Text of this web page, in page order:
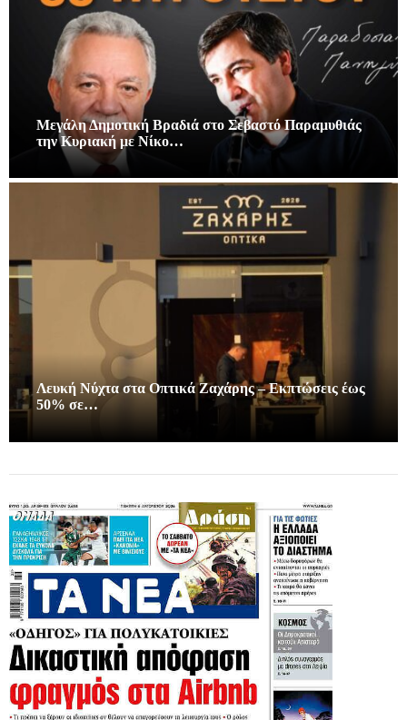
Μεγάλη Δημοτική Βραδιά στο Σεβαστό Παραμυθιάς
την Κυριακή με Νίκο…
Λευκή Νύχτα στα Οπτικά Ζαχάρης – Εκπτώσεις έως
50% σε…